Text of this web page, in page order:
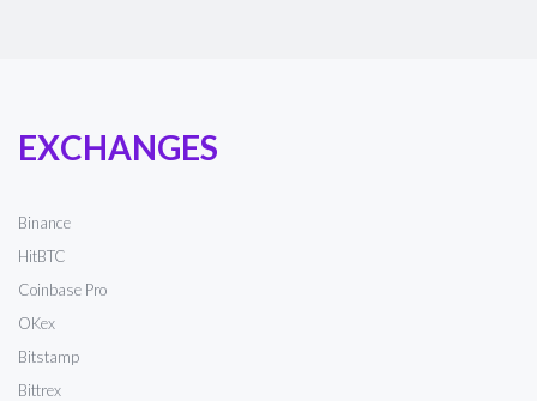
EXCHANGES
Binance
HitBTC
Coinbase Pro
OKex
Bitstamp
Bittrex